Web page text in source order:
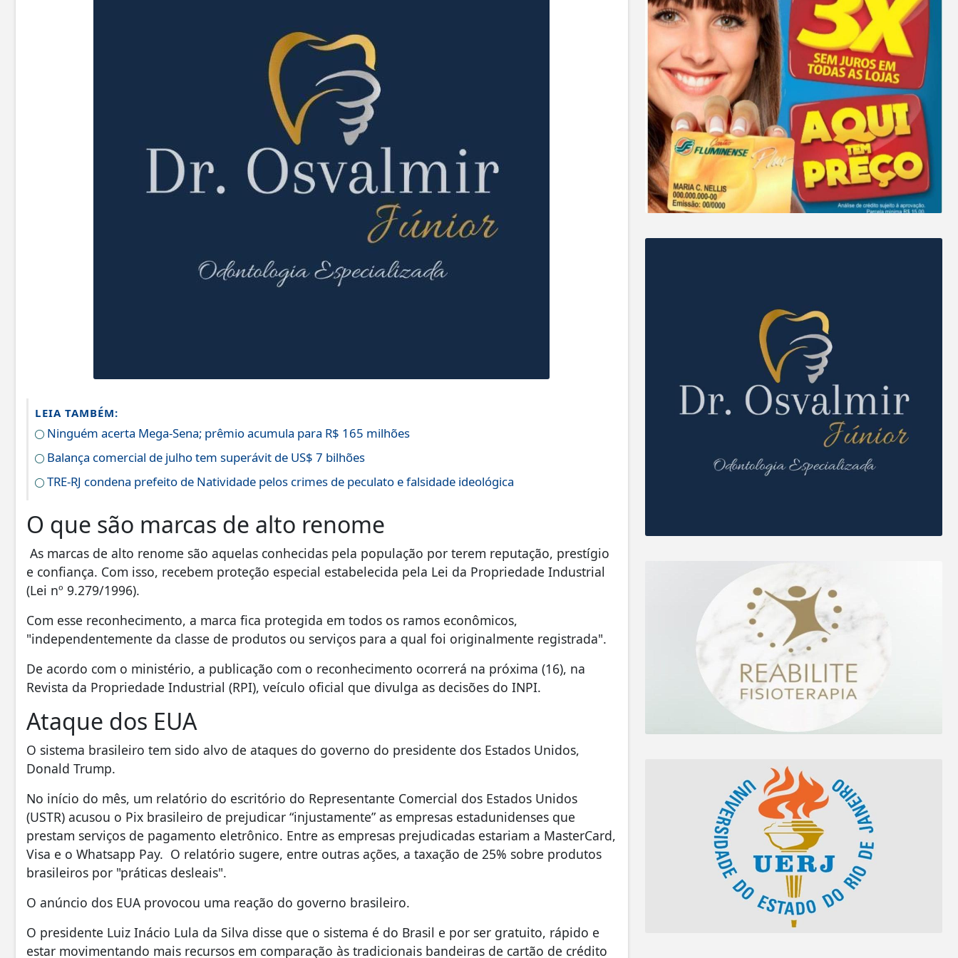
LEIA TAMBÉM:
Ninguém acerta Mega-Sena; prêmio acumula para R$ 165 milhões
Balança comercial de julho tem superávit de US$ 7 bilhões
TRE-RJ condena prefeito de Natividade pelos crimes de peculato e falsidade ideológica
O que são marcas de alto renome
As marcas de alto renome são aquelas conhecidas pela população por terem reputação, prestígio
e confiança. Com isso, recebem proteção especial estabelecida pela Lei da Propriedade Industrial
(Lei nº 9.279/1996).
Com esse reconhecimento, a marca fica protegida em todos os ramos econômicos,
"independentemente da classe de produtos ou serviços para a qual foi originalmente registrada".
De acordo com o ministério, a publicação com o reconhecimento ocorrerá na próxima (16), na
Revista da Propriedade Industrial (RPI), veículo oficial que divulga as decisões do INPI.
Ataque dos EUA
O sistema brasileiro tem sido alvo de ataques do governo do presidente dos Estados Unidos,
Donald Trump.
No início do mês, um relatório do escritório do Representante Comercial dos Estados Unidos
(USTR) acusou o Pix brasileiro de prejudicar “injustamente” as empresas estadunidenses que
prestam serviços de pagamento eletrônico. Entre as empresas prejudicadas estariam a MasterCard,
Visa e o Whatsapp Pay. O relatório sugere, entre outras ações, a taxação de 25% sobre produtos
brasileiros por "práticas desleais".
O anúncio dos EUA provocou uma reação do governo brasileiro.
O presidente Luiz Inácio Lula da Silva disse que o sistema é do Brasil e por ser gratuito, rápido e
estar movimentando mais recursos em comparação às tradicionais bandeiras de cartão de crédito